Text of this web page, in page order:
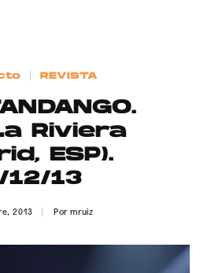
Contacto
Aviso Legal
REVISTA
Riviera
ESP).
12/13
2013 Pormruiz